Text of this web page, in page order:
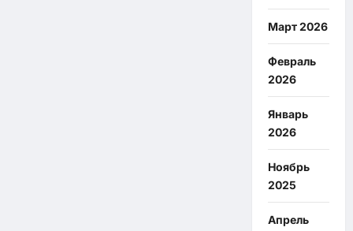
Март 2026
Февраль
2026
Январь
2026
Ноябрь
2025
Апрель